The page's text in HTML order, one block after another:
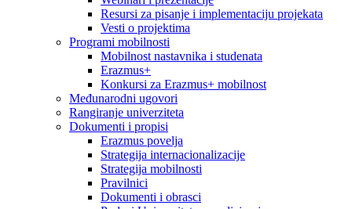
Resursi za pisanje i implementaciju projekata
Vesti o projektima
Programi mobilnosti
Mobilnost nastavnika i studenata
Erazmus+
Konkursi za Erazmus+ mobilnost
Međunarodni ugovori
Rangiranje univerziteta
Dokumenti i propisi
Erazmus povelja
Strategija internacionalizacije
Strategija mobilnosti
Pravilnici
Dokumenti i obrasci